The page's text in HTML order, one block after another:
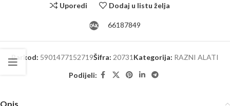
Uporedi Dodaj u listu želja
66187849
Barkod: 5901477152719Šifra: 20731 Kategorija: RAZNI ALATI
Podijeli:
Opis